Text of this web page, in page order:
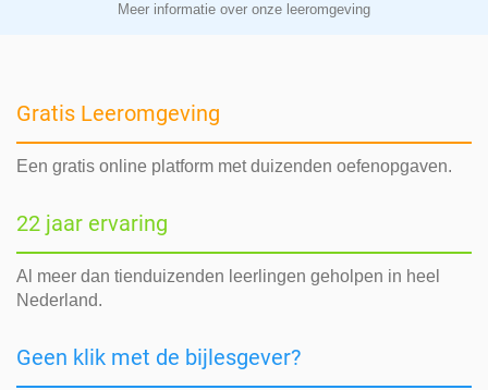
Meer informatie over onze leeromgeving
Gratis Leeromgeving
Een gratis online platform met duizenden oefenopgaven.
22 jaar ervaring
Al meer dan tienduizenden leerlingen geholpen in heel
Nederland.
Geen klik met de bijlesgever?